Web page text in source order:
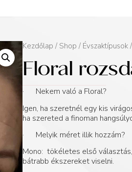
Kezdőlap / Shop / Évszaktípusok
Floral
· Nekem való a Floral?
Igen, ha szeretnél egy kis
ha szereted a finoman
· Melyik méret illik hozzám?
Mono: tökéletes első
bátrabb ékszereket viselni.